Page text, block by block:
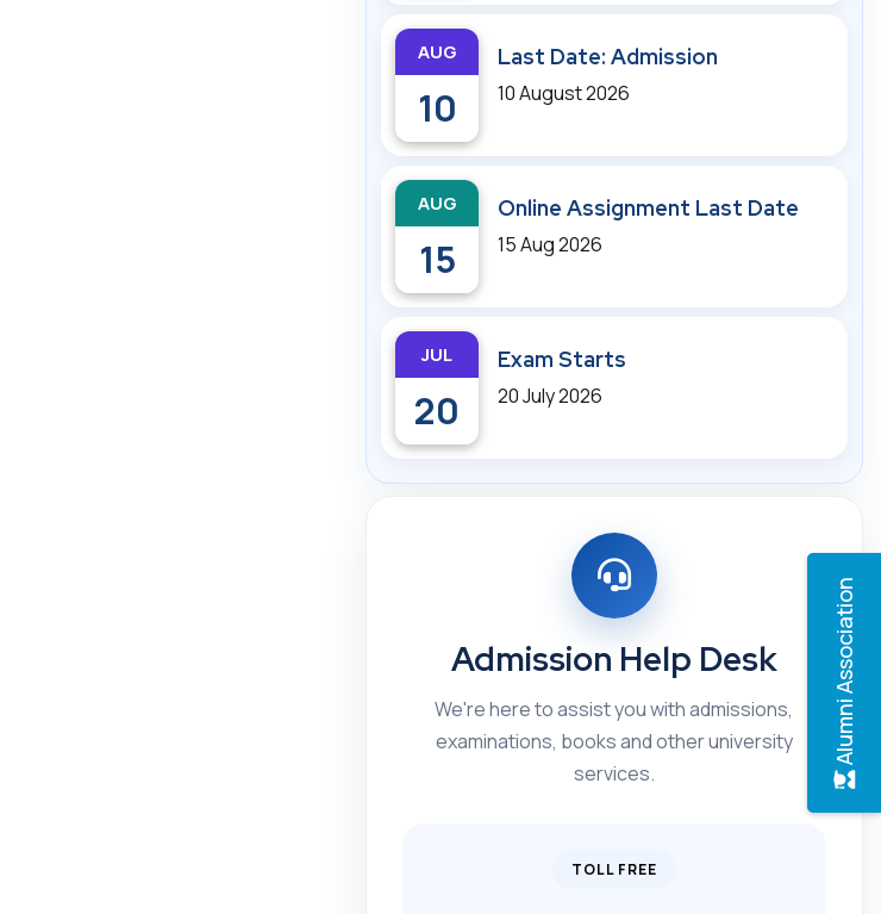
Alumni Association
AUG
10
Last Date: Admission
10 August 2026
AUG
15
Online Assignment Last Date
15 Aug 2026
JUL
20
Exam Starts
20 July 2026
Admission Help Desk
We're here to assist you with admissions,
examinations, books and other university
services.
TOLL FREE